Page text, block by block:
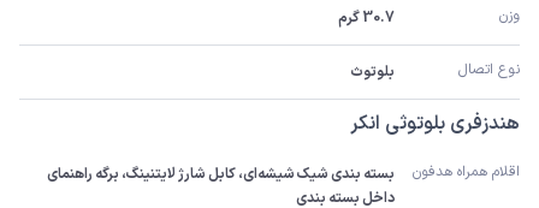
وزن 30.7 گرم
نوع اتصال بلوتوث
هندزفری بلوتوثی انکر
اقلام همراه هدفون
داخل بسته بندی